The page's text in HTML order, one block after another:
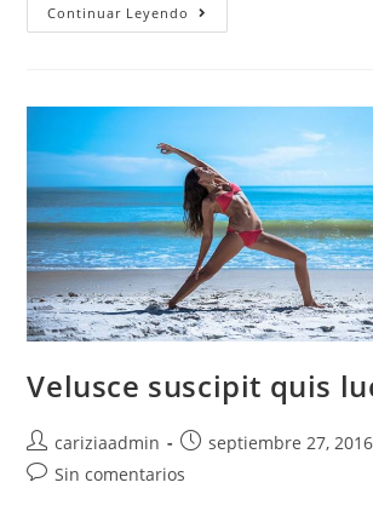
Continuar Leyendo Sociosqu
Ad
Velusce suscipit quis
Autor
de
cariziaadmin
Publicación
de
septiembre 27, 2016
Comentarios
Sin comentarios